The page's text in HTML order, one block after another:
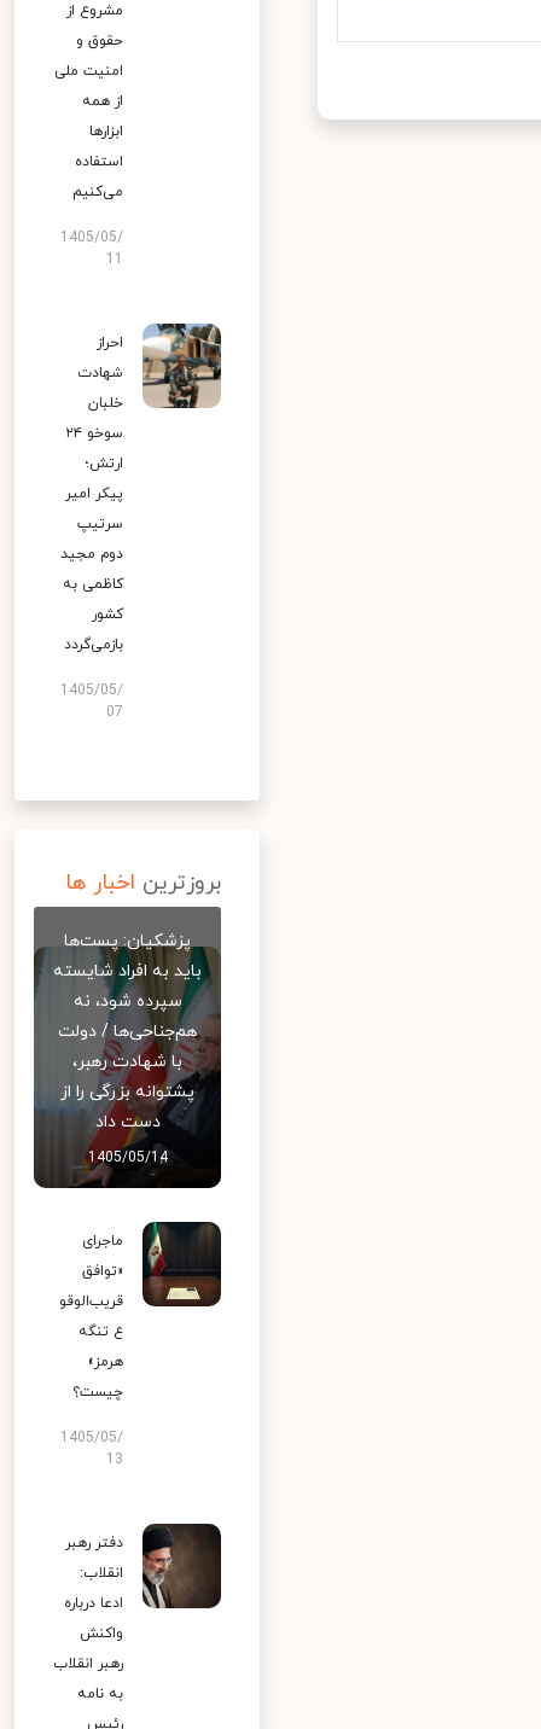
مشروع از
حقوق و
امنیت ملی
از همه
ابزارها
استفاده
می‌کنیم
1405/05/
احراز
شهادت
خلبان
سوخو ۲۴
ارتش؛
پیکر امیر
سرتیپ
دوم مجید
کاظمی به
کشور
بازمی‌گردد
1405/05/
07
بروزترین اخبار ها
پزشکیان: پست‌ها
باید به افراد شایسته
سپرده شود، نه
هم‌جناحی‌ها / دولت
با شهادت رهبر،
پشتوانه بزرگی را از
دست داد
1405/05/14
ماجرای
«توافق
قریب‌الوقو
ع تنگه
هرمز»
چیست؟
1405/05/
13
دفتر رهبر
انقلاب:
ادعا درباره
واکنش
رهبر انقلاب
به نامه
رئیس